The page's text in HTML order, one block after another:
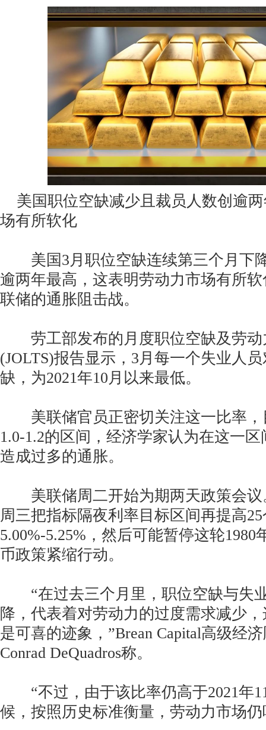
美国职位空缺减少且裁员人数创逾
场有所软化
美国3月职位空缺连续第三个月下
逾两年最高，这表明劳动力市场有所
联储的通胀阻击战。
劳工部发布的月度职位空缺及劳动
(JOLTS)报告显示，3月每一个失业人
缺，为2021年10月以来最低。
美联储官员正密切关注这一比率，
1.0-1.2的区间，经济学家认为在这一
造成过多的通胀。
美联储周二开始为期两天政策会议
周三把指标隔夜利率目标区间再提高
5.00%-5.25%，然后可能暂停这轮1980
币政策紧缩行动。
“在过去三个月里，职位空缺与失
降，代表着对劳动力的过度需求减少
是可喜的迹象，”Brean Capital高级经
Conrad DeQuadros称。
“不过，由于该比率仍高于2021年
候，按照历史标准衡量，劳动力市场仍